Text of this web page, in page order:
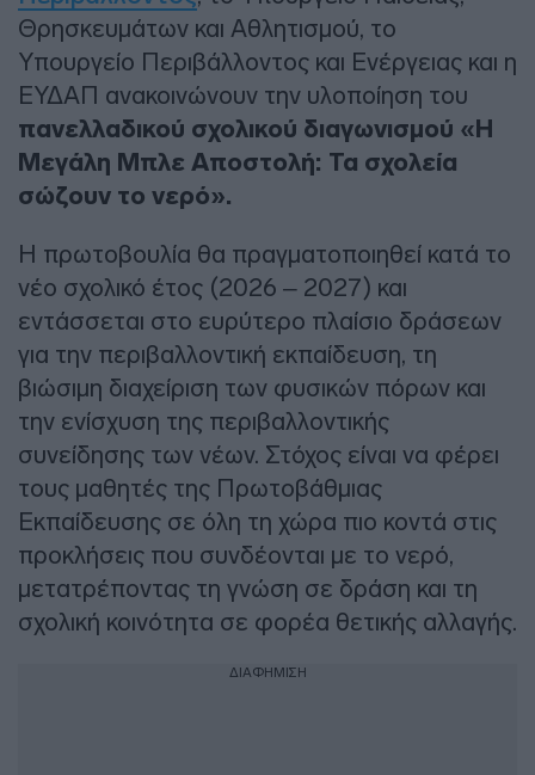
Θρησκευμάτων και Αθλητισμού, το
Υπουργείο Περιβάλλοντος και Ενέργειας και η
ΕΥΔΑΠ ανακοινώνουν την υλοποίηση του
πανελλαδικού σχολικού διαγωνισμού «Η
Μεγάλη Μπλε Αποστολή: Τα σχολεία
σώζουν το νερό».
Η πρωτοβουλία θα πραγματοποιηθεί κατά το
νέο σχολικό έτος (2026 – 2027) και
εντάσσεται στο ευρύτερο πλαίσιο δράσεων
για την περιβαλλοντική εκπαίδευση, τη
βιώσιμη διαχείριση των φυσικών πόρων και
την ενίσχυση της περιβαλλοντικής
συνείδησης των νέων. Στόχος είναι να φέρει
τους μαθητές της Πρωτοβάθμιας
Εκπαίδευσης σε όλη τη χώρα πιο κοντά στις
προκλήσεις που συνδέονται με το νερό,
μετατρέποντας τη γνώση σε δράση και τη
σχολική κοινότητα σε φορέα θετικής αλλαγής.
ΔΙΑΦΗΜΙΣΗ